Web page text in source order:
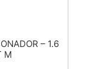
– 1.6
M